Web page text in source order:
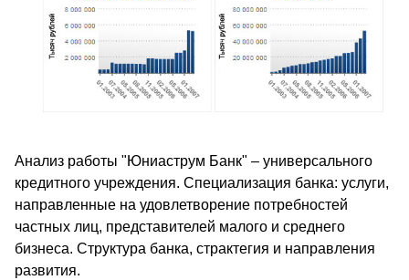
Анализ работы "Юниаструм Банк" – универсального
кредитного учреждения. Специализация банка: услуги,
направленные на удовлетворение потребностей
частных лиц, представителей малого и среднего
бизнеса. Структура банка, страктегия и направления
развития.